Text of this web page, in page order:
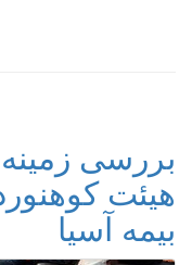
بررسی
هیئت
بیمه آسیا